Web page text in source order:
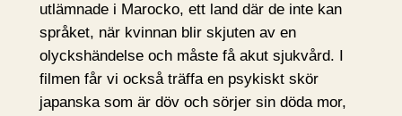
utlämnade i Marocko, ett land där de inte kan
språket, när kvinnan blir skjuten av en
olyckshändelse och måste få akut sjukvård. I
filmen får vi också träffa en psykiskt skör
japanska som är döv och sörjer sin döda mor,